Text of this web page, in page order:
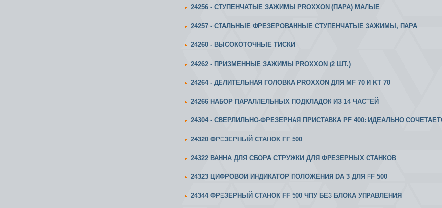
24256 - СТУПЕНЧАТЫЕ ЗАЖИМЫ PROXXON (ПАРА) МАЛЫЕ
24257 - СТАЛЬНЫЕ ФРЕЗЕРОВАННЫЕ СТУПЕНЧАТЫЕ ЗАЖИМЫ, ПАРА
24260 - ВЫСОКОТОЧНЫЕ ТИСКИ
24262 - ПРИЗМЕННЫЕ ЗАЖИМЫ PROXXON (2 ШТ.)
24264 - ДЕЛИТЕЛЬНАЯ ГОЛОВКА PROXXON ДЛЯ MF 70 И KT 70
24266 НАБОР ПАРАЛЛЕЛЬНЫХ ПОДКЛАДОК ИЗ 14 ЧАСТЕЙ
24304 - СВЕРЛИЛЬНО-ФРЕЗЕРНАЯ ПРИСТАВКА PF 400: ИДЕАЛЬНО
24320 ФРЕЗЕРНЫЙ СТАНОК FF 500
24322 ВАННА ДЛЯ СБОРА СТРУЖКИ ДЛЯ ФРЕЗЕРНЫХ СТАНКОВ
24323 ЦИФРОВОЙ ИНДИКАТОР ПОЛОЖЕНИЯ DA 3 ДЛЯ FF 500
24344 ФРЕЗЕРНЫЙ СТАНОК FF 500 ЧПУ БЕЗ БЛОКА УПРАВЛЕНИЯ